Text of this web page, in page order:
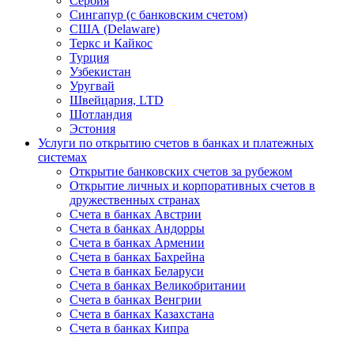
Сингапур (c банковским счетом)
США (Delaware)
Теркс и Кайкос
Турция
Узбекистан
Уругвай
Швейцария, LTD
Шотландия
Эстония
Услуги по открытию счетов в банках и платежных
системах
Открытие банковских счетов за рубежом
Открытие личных и корпоративных счетов в
дружественных странах
Счета в банках Австрии
Счета в банках Андорры
Счета в банках Армении
Счета в банках Бахрейна
Счета в банках Беларуси
Счета в банках Великобритании
Счета в банках Венгрии
Счета в банках Казахстана
Счета в банках Кипра